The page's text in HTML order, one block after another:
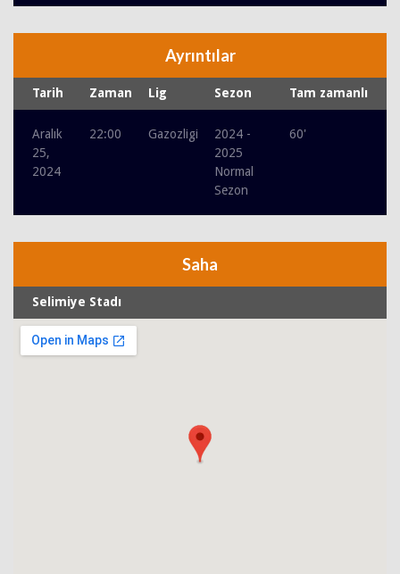
Ayrıntılar
Tarih Zaman Lig Sezon Tam zamanlı
Aralık
25,
2024
22:00 Gazozligi
2024 -
2025
Normal
Sezon
60'
Saha
Selimiye Stadı